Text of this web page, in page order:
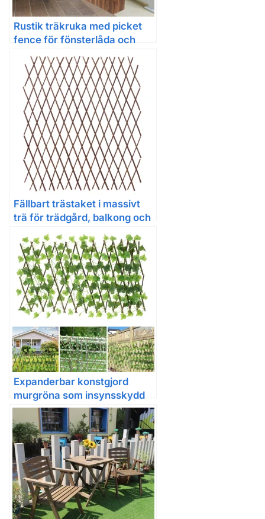
Rustik träkruka med picket
fence för fönsterlåda och
dekoration
Fällbart trästaket i massivt
trä för trädgård, balkong och
pergola
Expanderbar konstgjord
murgröna som insynsskydd
för trädgård och balkong